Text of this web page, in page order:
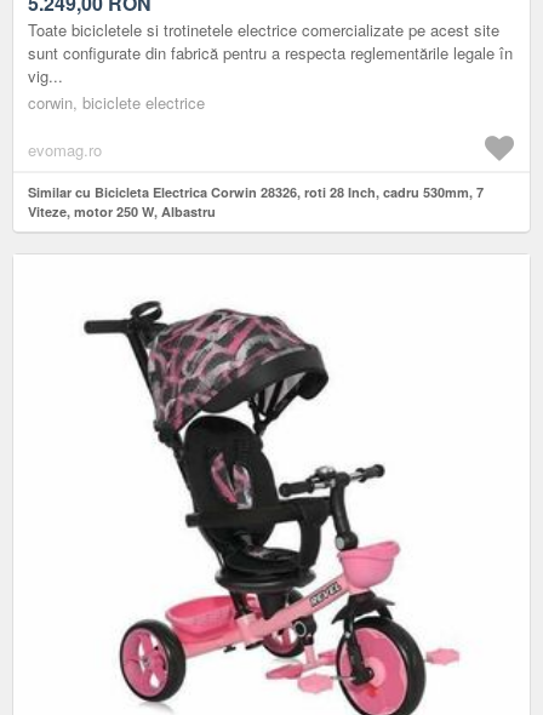
Toate bicicletele si trotinetele electrice comercializate pe acest site
sunt configurate din fabrică pentru a respecta reglementările legale în
vig...
corwin, biciclete electrice
evomag.ro
Similar cu Bicicleta Electrica Corwin 28326, roti 28 Inch, cadru 530mm, 7
Viteze, motor 250 W, Albastru